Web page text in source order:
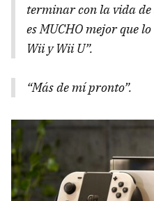
terminar con la vida de
es MUCHO mejor que
Wii y Wii U”.
“Más de mí pronto”.